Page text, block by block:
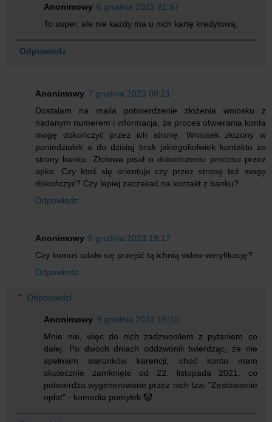
Anonimowy 6 grudnia 2023 21:57
To super, ale nie każdy ma u nich kartę kredytową.
Odpowiedz
Anonimowy 7 grudnia 2023 08:21
Dostałam na maila potwierdzenie złożenia wniosku z
nadanym numerem i informacja, że proces otwierania konta
mogę dokończyć przez ich stronę. Wniosek złożony w
poniedziałek a do dzisiaj brak jakiegokolwiek kontaktu ze
strony banku. Złotowa pisał o dokończeniu procesu przez
apke. Czy ktoś się orientuje czy przez stronę też mogę
dokończyć? Czy lepiej zaczekać na kontakt z banku?
Odpowiedz
Anonimowy 8 grudnia 2023 19:17
Czy komuś udało się przejść tą ichnią video-weryfikację?
Odpowiedz
Odpowiedzi
Anonimowy 9 grudnia 2023 19:10
Mnie nie, więc do nich zadzwoniłem z pytaniem co
dalej. Po dwóch dniach oddzwonili twierdząc, że nie
spełniam warunków karencji, choć konto mam
skutecznie zamknięte od 22. listopada 2021, co
potwierdza wygenerowane przez nich tzw. "Zestawienie
opłat" - komedia pomyłek 🤡